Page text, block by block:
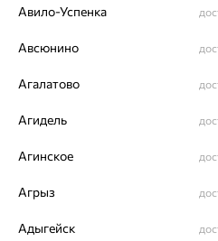
Скидка 62% на
21 мая 2026 — 10 июня 2026
В «Кристалле» ослепительная
Авило-Успенка
Авсюнино
Агалатово
Агидель
Агинское
Агрыз
Адыгейск